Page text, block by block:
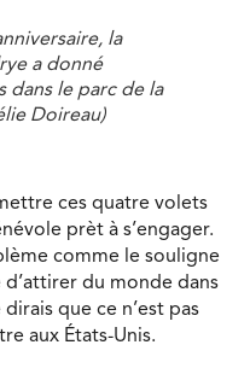
la
a donné
dans le parc de la
Doireau)
ces quatre volets
prèt à s’engager.
comme le souligne
d’attirer du monde dans
que ce n’est pas
aux États-Unis.